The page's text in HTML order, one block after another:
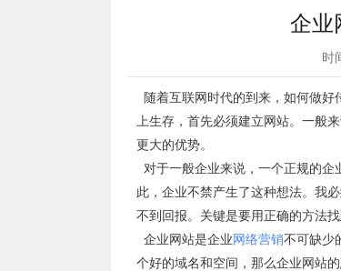
企业
时
随着互联网时代的到来，如何做好
上生存，首先必须建立网站。一般来
更大的优势。
对于一般企业来说，一个正规的企
此，企业不禁产生了这种想法。我
不到回报。关键是要用正确的方法
企业网站是企业 网络营销不可缺少
个好的域名和空间，那么企业网站